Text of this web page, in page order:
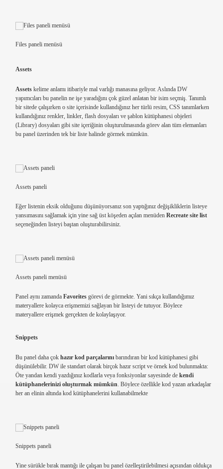
Files paneli menüsü
Assets
Assets kelime anlamı itibariyle mal varlığı manasına geliyor. Aslında DW
yapımcıları bu panelin ne işe yaradığını çok güzel anlatan bir isim seçmiş. Tanımlı
bir sitede çalışırken o site içerisinde kullandığınız her türlü resim, CSS tanımlarken
kullandığınız renkler, linkler, flash dosyaları ve şablon kütüphanesi objeleri
(Library) dosyaları gibi site içeriğinin oluşturulmasında görev alan tüm elemanları
bu panel üzerinden tek bir liste halinde görmek mümkün.
Assets paneli
Eğer listenin eksik olduğunu düşünüyorsanız son yaptığınız değişikliklerin listeye
yansımasını sağlamak için yine sağ üst köşeden açılan menüden Recreate site list
seçeneğinden listeyi baştan oluşturabilirsiniz.
Assets paneli menüsü
Panel aynı zamanda Favorites görevi de görmekte. Yani sıkça kullandığımız
materyallere kolayca erişmemizi sağlayan bir listeyi de tutuyor. Böylece
materyallere erişmek gerçekten de kolaylaşıyor.
Snippets
Bu panel daha çok hazır kod parçalarını barındıran bir kod kütüphanesi gibi
düşünülebilir. DW ile standart olarak birçok hazır script ve örnek kod bulunmakta:
Öte yandan kendi yazdığınız kodlarla veya fonksiyonlar sayesinde de kendi
kütüphanelerinizi oluşturmak mümkün. Böylece özellikle kod yazan arkadaşlar
her an elinin altında kod kütüphanelerini kullanabilmekte
Snippets paneli
Yine sürükle bırak mantığı ile çalışan bu panel özelleştirilebilmesi açısından oldukça